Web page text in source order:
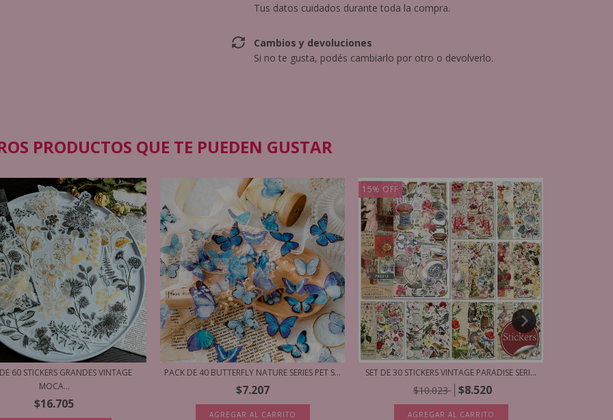
Tus datos cuidados durante toda la compra.
Cambios y devoluciones
Si no te gusta, podés cambiarlo por otro o devolverlo.
PRODUCTOS QUE TE PUEDEN GUSTAR
60 STICKERS GRANDES VINTAGE
MOCA...
$16.705
PACK DE 40 BUTTERFLY NATURE SERIES PET S...
$7.207
AGREGAR AL CARRITO
15% OFF
SET DE 30 STICKERS VINTAGE PARADISE SERI...
$10.023 $8.520
AGREGAR AL CARRITO